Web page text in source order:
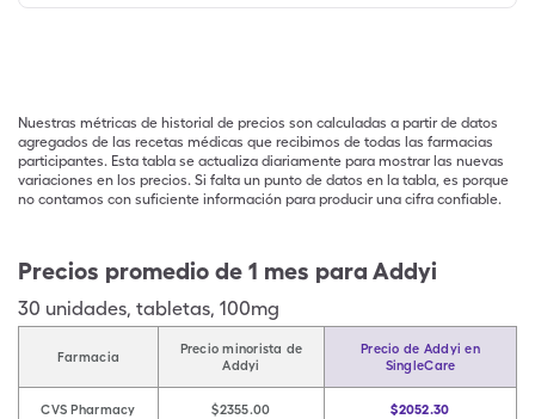
Nuestras métricas de historial de precios son calculadas a partir de datos
agregados de las recetas médicas que recibimos de todas las farmacias
participantes. Esta tabla se actualiza diariamente para mostrar las nuevas
variaciones en los precios. Si falta un punto de datos en la tabla, es porque
no contamos con suficiente información para producir una cifra confiable.
Precios promedio de 1 mes para Addyi
30 unidades, tabletas, 100mg
Farmacia
Precio minorista de
Addyi
Precio de Addyi en
SingleCare
CVS Pharmacy $2355.00 $2052.30